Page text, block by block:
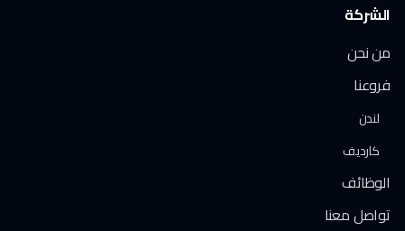
الشركة
من نحن
فروعنا
لندن
كارديف
الوظائف
تواصل معنا